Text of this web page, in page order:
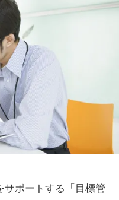
サポートする「目標管